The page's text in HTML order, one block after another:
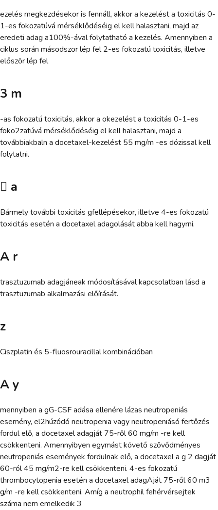
ezelés megkezdésekor is fennáll, akkor a kezelést a toxicitás 0-
1-es fokozatúvá mérséklődéséig el kell halasztani, majd az
eredeti adag a100%-ával folytatható a kezelés. Amennyiben a
ciklus során másodszor lép fel 2-es fokozatú toxicitás, illetve
először lép fel
3 m
-as fokozatú toxicitás, akkor a okezelést a toxicitás 0-1-es
foko2zatúvá mérséklődéséig el kell halasztani, majd a
továbbiakbaln a docetaxel-kezelést 55 mg/m -es dózissal kell
folytatni.
 a
Bármely további toxicitás gfellépésekor, illetve 4-es fokozatú
toxicitás esetén a docetaxel adagolását abba kell hagyrni.
A r
trasztuzumab adagjáneak módosításával kapcsolatban lásd a
trasztuzumab alkalmazási előírását.
z
Ciszplatin és 5-fluosrouracillal kombinációban
A y
mennyiben a gG-CSF adása ellenére lázas neutropeniás
esemény, el2húzódó neutropenia vagy neutropeniásó fertőzés
fordul elő, a docetaxel adagját 75-ről 60 mg/m -re kell
csökkenteni. Amennyibyen egymást követő szövődményes
neutropeniás események fordulnak elő, a docetaxel a g 2 dagját
60-ról 45 mg/m2-re kell csökkenteni. 4-es fokozatú
thrombocytopenia esetén a docetaxel adagAját 75-ről 60 m3
g/m -re kell csökkenteni. Amíg a neutrophil fehérvérsejtek
száma nem emelkedik 3